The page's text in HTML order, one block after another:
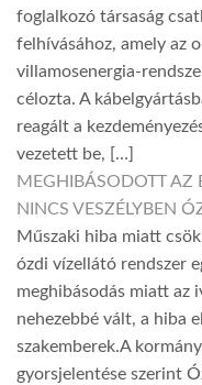
foglalkozó társaság
felhívásához, amely az
villamosenergia-
célozta. A
reagált a
vezetett be, […]
MEGHIBÁSODOTT AZ
NINCS VESZÉLYBEN
Műszaki hiba miatt
ózdi vízellátó rendszer
meghibásodás miatt az
nehezebbé vált, a hiba
szakemberek.A
gyorsjelentése szerint